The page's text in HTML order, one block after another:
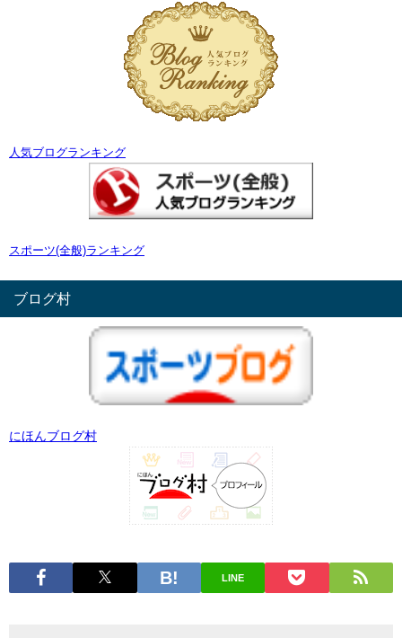
人気ブログランキング
スポーツ(全般)ランキング
ブログ村
にほんブログ村
LINE